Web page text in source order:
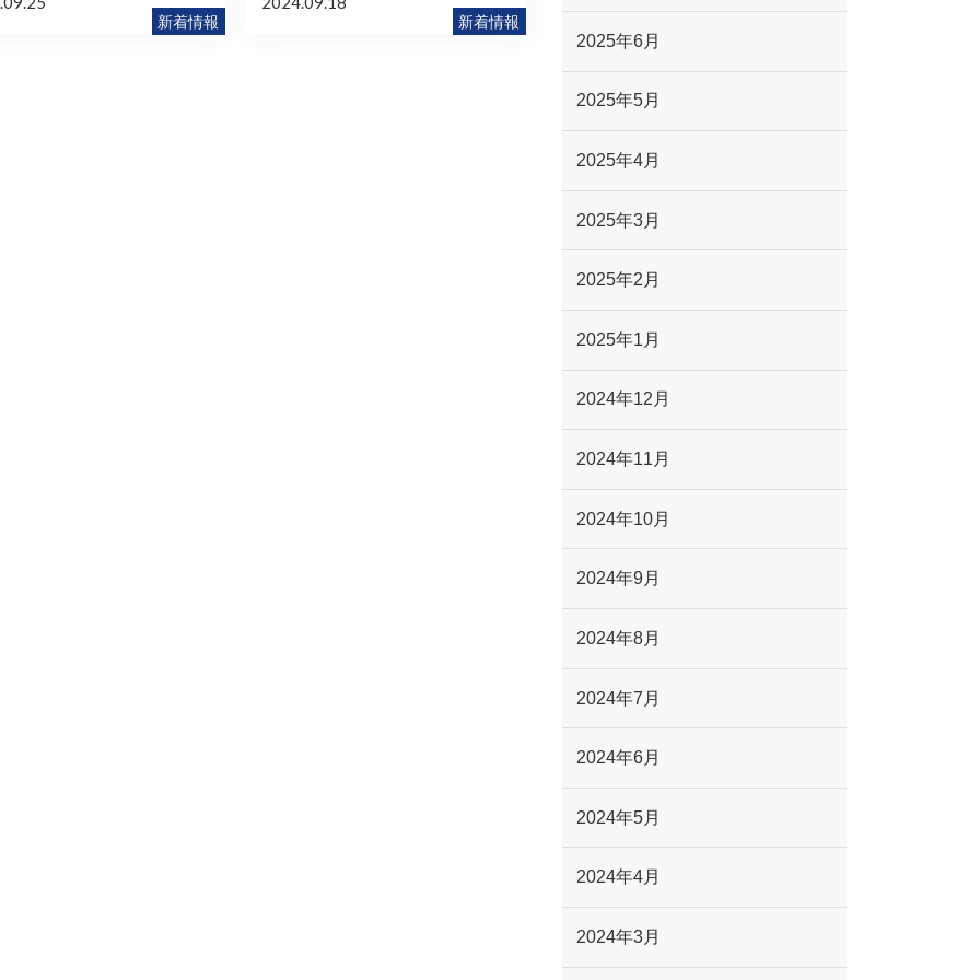
新着情報 新着情報
2025年6月
2025年5月
2025年4月
2025年3月
2025年2月
2025年1月
2024年12月
2024年11月
2024年10月
2024年9月
2024年8月
2024年7月
2024年6月
2024年5月
2024年4月
2024年3月